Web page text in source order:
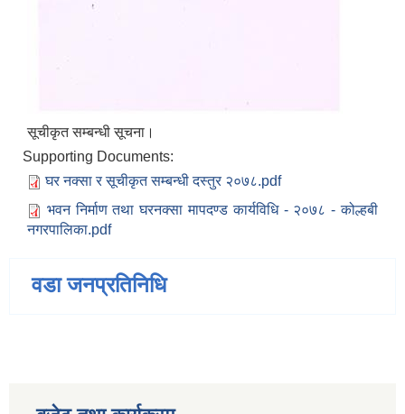
सूचीकृत सम्बन्धी सूचना।
Supporting Documents:
घर नक्सा र सूचीकृत सम्बन्धी दस्तुर २०७८.pdf
भवन निर्माण तथा घरनक्सा मापदण्ड कार्यविधि - २०७८ - कोल्हबी
नगरपालिका.pdf
वडा जनप्रतिनिधि